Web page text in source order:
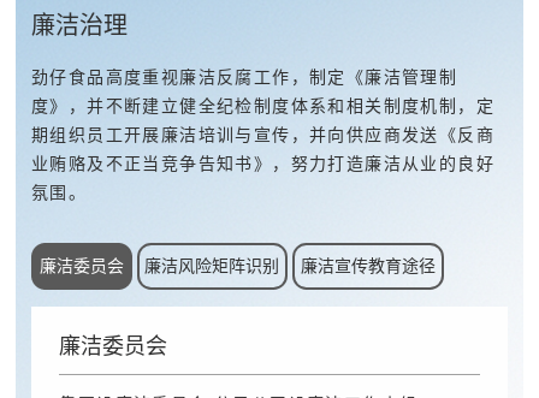
廉洁治理
劲仔食品⾼度重视廉洁反腐⼯作，制定《廉洁管理制
度》，并不断建⽴健全纪检制度体系和相关制度机制，定
期组织员⼯开展廉洁培训与宣传，并向供应商发送《反商
业贿赂及不正当竞争告知书》，努⼒打造廉洁从业的良好
氛围。
廉洁委员会 廉洁风险矩阵识别 廉洁宣传教育途径
廉洁委员会